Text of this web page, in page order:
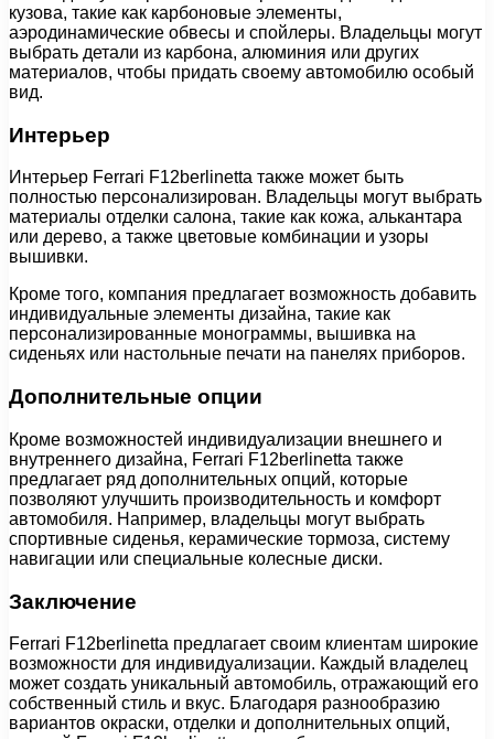
кузова, такие как карбоновые элементы,
аэродинамические обвесы и спойлеры. Владельцы могут
выбрать детали из карбона, алюминия или других
материалов, чтобы придать своему автомобилю особый
вид.
Интерьер
Интерьер Ferrari F12berlinetta также может быть
полностью персонализирован. Владельцы могут выбрать
материалы отделки салона, такие как кожа, алькантара
или дерево, а также цветовые комбинации и узоры
вышивки.
Кроме того, компания предлагает возможность добавить
индивидуальные элементы дизайна, такие как
персонализированные монограммы, вышивка на
сиденьях или настольные печати на панелях приборов.
Дополнительные опции
Кроме возможностей индивидуализации внешнего и
внутреннего дизайна, Ferrari F12berlinetta также
предлагает ряд дополнительных опций, которые
позволяют улучшить производительность и комфорт
автомобиля. Например, владельцы могут выбрать
спортивные сиденья, керамические тормоза, систему
навигации или специальные колесные диски.
Заключение
Ferrari F12berlinetta предлагает своим клиентам широкие
возможности для индивидуализации. Каждый владелец
может создать уникальный автомобиль, отражающий его
собственный стиль и вкус. Благодаря разнообразию
вариантов окраски, отделки и дополнительных опций,